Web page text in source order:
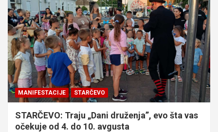
MANIFESTACIJE STARČEVO
STARČEVO: Traju „Dani druženja”, evo šta vas
očekuje od 4. do 10. avgusta